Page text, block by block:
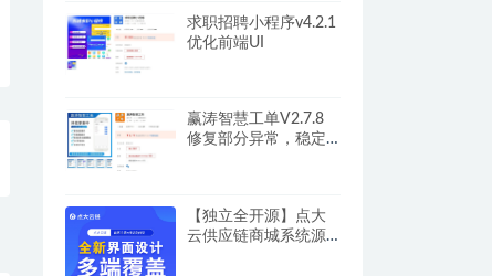
求职招聘小程序v4.2.1
优化前端UI
赢涛智慧工单V2.7.8
修复部分异常，稳定
【独立全开源】点大
云供应链商城系统源